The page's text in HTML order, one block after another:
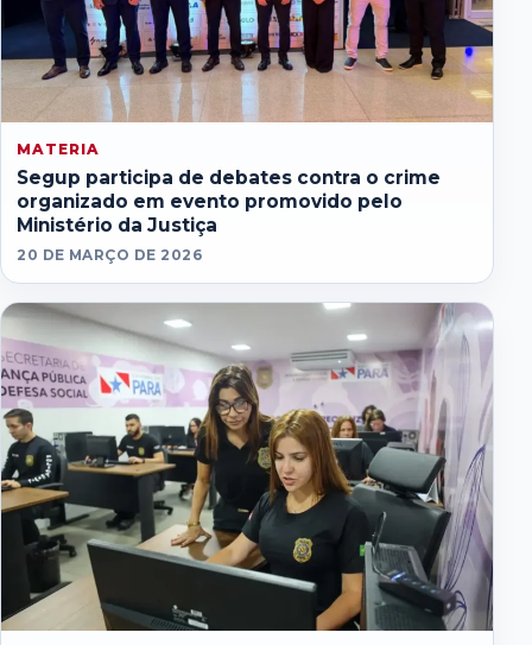
MATERIA
Segup participa de debates contra o crime
organizado em evento promovido pelo
Ministério da Justiça
20 DE MARÇO DE 2026